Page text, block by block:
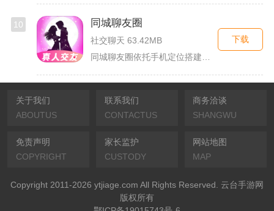
10 同城聊友圈
社交聊天 63.42MB
下载
关于我们
ABOUTUS
联系我们
CONTACTUS
商务洽谈
SHANGWU
免责声明
COPYRIGHT
家长监护
CUSTODY
网站地图
MAP
Copyright 2011-2026 ytjiage.com All Rights Reserved. 云台手游网
版权所有